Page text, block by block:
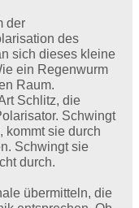
der
des
sich dieses kleine
ein Regenwurm
Raum.
Schlitz, die
Schwingt
kommt sie durch
Schwingt sie
durch.
übermitteln, die